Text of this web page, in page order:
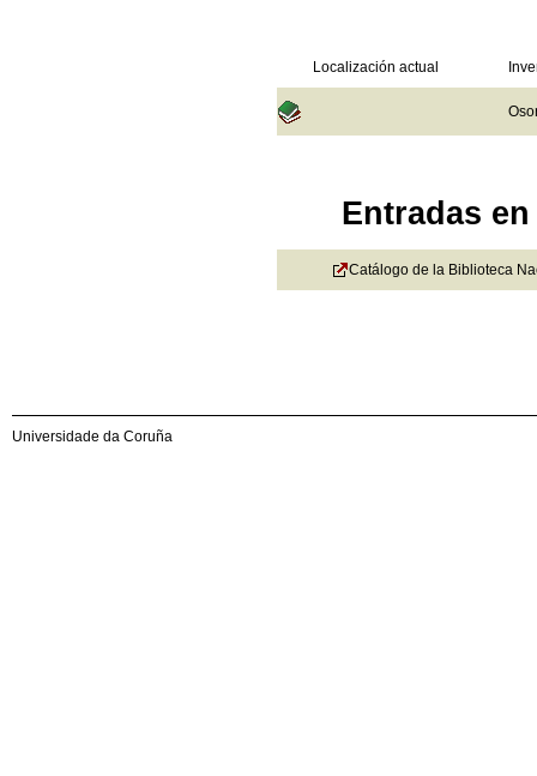
Localización actual
Entradas
Catálogo de la Biblioteca
Universidade da Coruña